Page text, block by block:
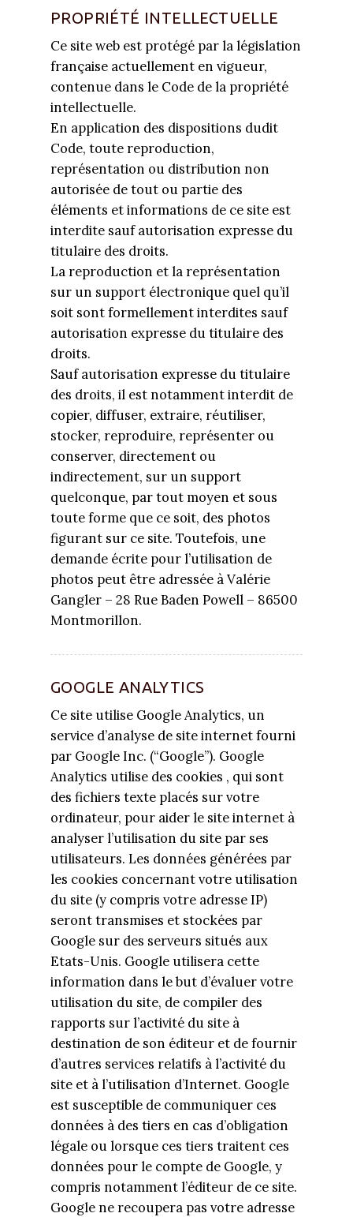
PROPRIÉTÉ INTELLECTUELLE
Ce site web est protégé par la législation
française actuellement en vigueur,
contenue dans le Code de la propriété
intellectuelle.
En application des dispositions dudit
Code, toute reproduction,
représentation ou distribution non
autorisée de tout ou partie des
éléments et informations de ce site est
interdite sauf autorisation expresse du
titulaire des droits.
La reproduction et la représentation
sur un support électronique quel qu’il
soit sont formellement interdites sauf
autorisation expresse du titulaire des
droits.
Sauf autorisation expresse du titulaire
des droits, il est notamment interdit de
copier, diffuser, extraire, réutiliser,
stocker, reproduire, représenter ou
conserver, directement ou
indirectement, sur un support
quelconque, par tout moyen et sous
toute forme que ce soit, des photos
figurant sur ce site. Toutefois, une
demande écrite pour l’utilisation de
photos peut être adressée à Valérie
Gangler – 28 Rue Baden Powell – 86500
Montmorillon.
GOOGLE ANALYTICS
Ce site utilise Google Analytics, un
service d’analyse de site internet fourni
par Google Inc. (“Google”). Google
Analytics utilise des cookies , qui sont
des fichiers texte placés sur votre
ordinateur, pour aider le site internet à
analyser l’utilisation du site par ses
utilisateurs. Les données générées par
les cookies concernant votre utilisation
du site (y compris votre adresse IP)
seront transmises et stockées par
Google sur des serveurs situés aux
Etats-Unis. Google utilisera cette
information dans le but d’évaluer votre
utilisation du site, de compiler des
rapports sur l’activité du site à
destination de son éditeur et de fournir
d’autres services relatifs à l’activité du
site et à l’utilisation d’Internet. Google
est susceptible de communiquer ces
données à des tiers en cas d’obligation
légale ou lorsque ces tiers traitent ces
données pour le compte de Google, y
compris notamment l’éditeur de ce site.
Google ne recoupera pas votre adresse